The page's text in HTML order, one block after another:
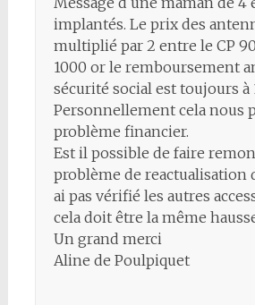
implantés. Le prix des
multiplié par 2 entre le CP
1000 or le remboursement
sécurité social est toujours à
Personnellement cela nous
problème financier.
Est il possible de faire
problème de reactualisation
ai pas vérifié les autres
cela doit être la même
Un grand merci
Aline de Poulpiquet